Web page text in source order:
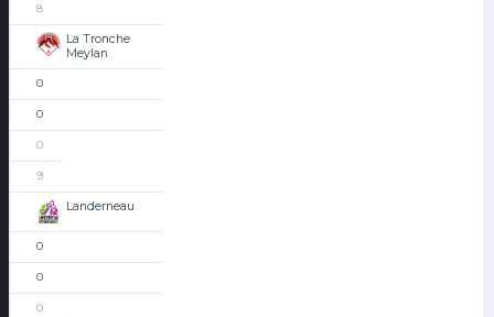
8
La Tronche
Meylan
0
0
0
9
Landerneau
0
0
0